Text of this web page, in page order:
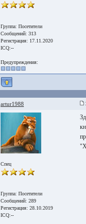
Группа: Посетители
Сообщений: 313
Регистрация: 17.11.2020
ICQ:--
Предупреждения:
artur1988
Спец
Группа: Посетители
Сообщений: 289
Регистрация: 28.10.2019
ICQ:--